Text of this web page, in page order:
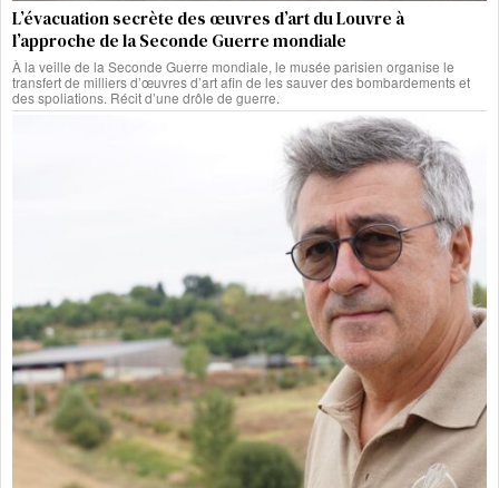
L’évacuation secrète des œuvres d’art du Louvre à
l’approche de la Seconde Guerre mondiale
À la veille de la Seconde Guerre mondiale, le musée parisien organise le
transfert de milliers d’œuvres d’art afin de les sauver des bombardements et
des spoliations. Récit d’une drôle de guerre.